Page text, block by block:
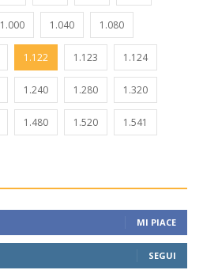
1.000 1.040 1.080
1.122 1.123 1.124
1.240 1.280 1.320
1.480 1.520 1.541
MI PIACE
SEGUI